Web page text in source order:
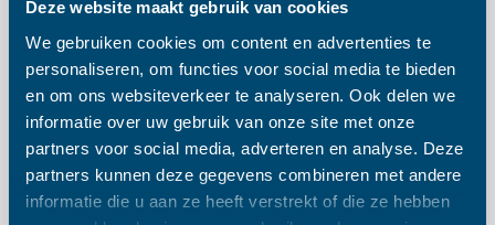
Deze website maakt gebruik van cookies
We gebruiken cookies om content en advertenties te
personaliseren, om functies voor social media te bieden
en om ons websiteverkeer te analyseren. Ook delen we
informatie over uw gebruik van onze site met onze
partners voor social media, adverteren en analyse. Deze
partners kunnen deze gegevens combineren met andere
informatie die u aan ze heeft verstrekt of die ze hebben
Trixie Houten Ruimtelijk
Inzichtspel
Haba Houten babyboek
Dino’s